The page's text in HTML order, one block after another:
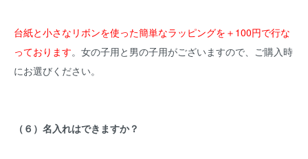
台紙と小さなリボンを使った簡単なラッピングを＋100円で行な
っております。女の子用と男の子用がございますので、ご購入時
にお選びください。
（６）名入れはできますか？